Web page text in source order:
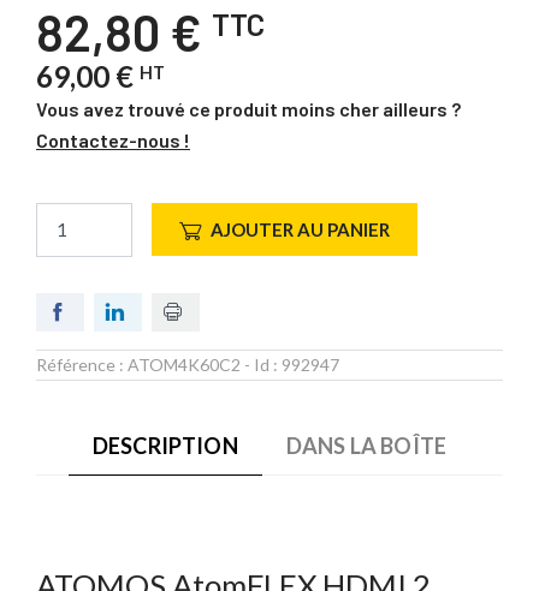
82,80 € TTC
69,00 € HT
Vous avez trouvé ce produit moins cher ailleurs ?
Contactez-nous !
AJOUTER AU PANIER
Référence : ATOM4K60C2 - Id : 992947
DESCRIPTION DANS LA BOÎTE